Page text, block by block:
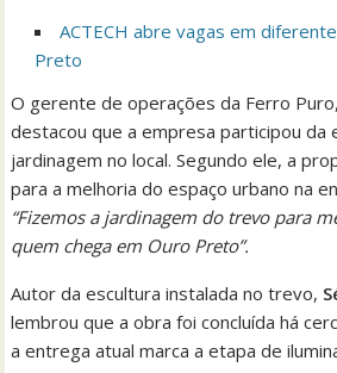
ACTECH abre vagas em
Preto
O gerente de operações da Ferro Puro,
destacou que a empresa participou da
jardinagem no local. Segundo ele, a
para a melhoria do espaço urbano na
“Fizemos a jardinagem do trevo para
quem chega em Ouro Preto”.
Autor da escultura instalada no trevo,
lembrou que a obra foi concluída há
a entrega atual marca a etapa de